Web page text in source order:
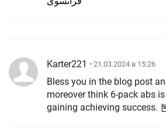
Karter221 • 21.03.2024 в 15:26
Bless you in the blog post
moreover think 6-pack abs
gaining achieving success.